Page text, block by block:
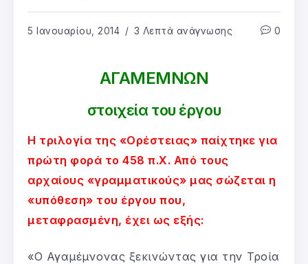
5 Ιανουαρίου, 2014 3 Λεπτά ανάγνωσης 0
ΑΓΑΜΕΜΝΩΝ
στοιχεία του έργου
Η τριλογία της «Ορέστειας» παίχτηκε για
πρώτη φορά το 458 π.Χ. Από τους
αρχαίους «γραμματικούς» μας σώζεται η
«υπόθεση» του έργου που,
μεταφρασμένη, έχει ως εξής:
«Ο Αγαμέμνονας ξεκινώντας για την Τροία